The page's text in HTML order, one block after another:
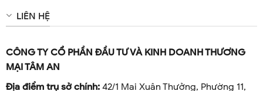
LIÊN HỆ
CÔNG TY CỔ PHẦN ĐẦU TƯ VÀ KINH DOANH THƯƠNG
MẠI TÂM AN
Địa điểm trụ sở chính:42/1 Mai Xuân Thưởng, Phường 11,